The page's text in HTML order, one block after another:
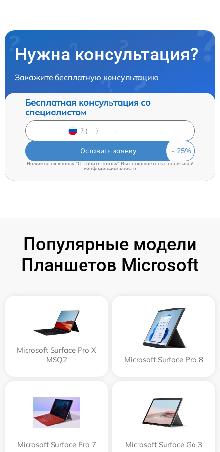
Нужна консультация?
Закажите бесплатную консультацию
Бесплатная консультация со
специалистом
Оставить заявку
Нажимая на кнопку "Оставить заявку" Вы соглашаетесь cполитикой
конфиденциальности
Популярные модели
Планшетов Microsoft
Microsoft Surface Pro X
MSQ2
Microsoft Surface Pro 8
Microsoft Surface Pro 7 Microsoft Surface Go 3